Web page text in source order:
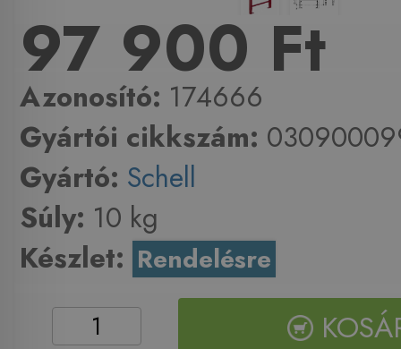
97 900 Ft
Azonosító: 174666
Gyártói cikkszám:
Gyártó: Schell
Súly: 10 kg
Készlet: Rendelésre